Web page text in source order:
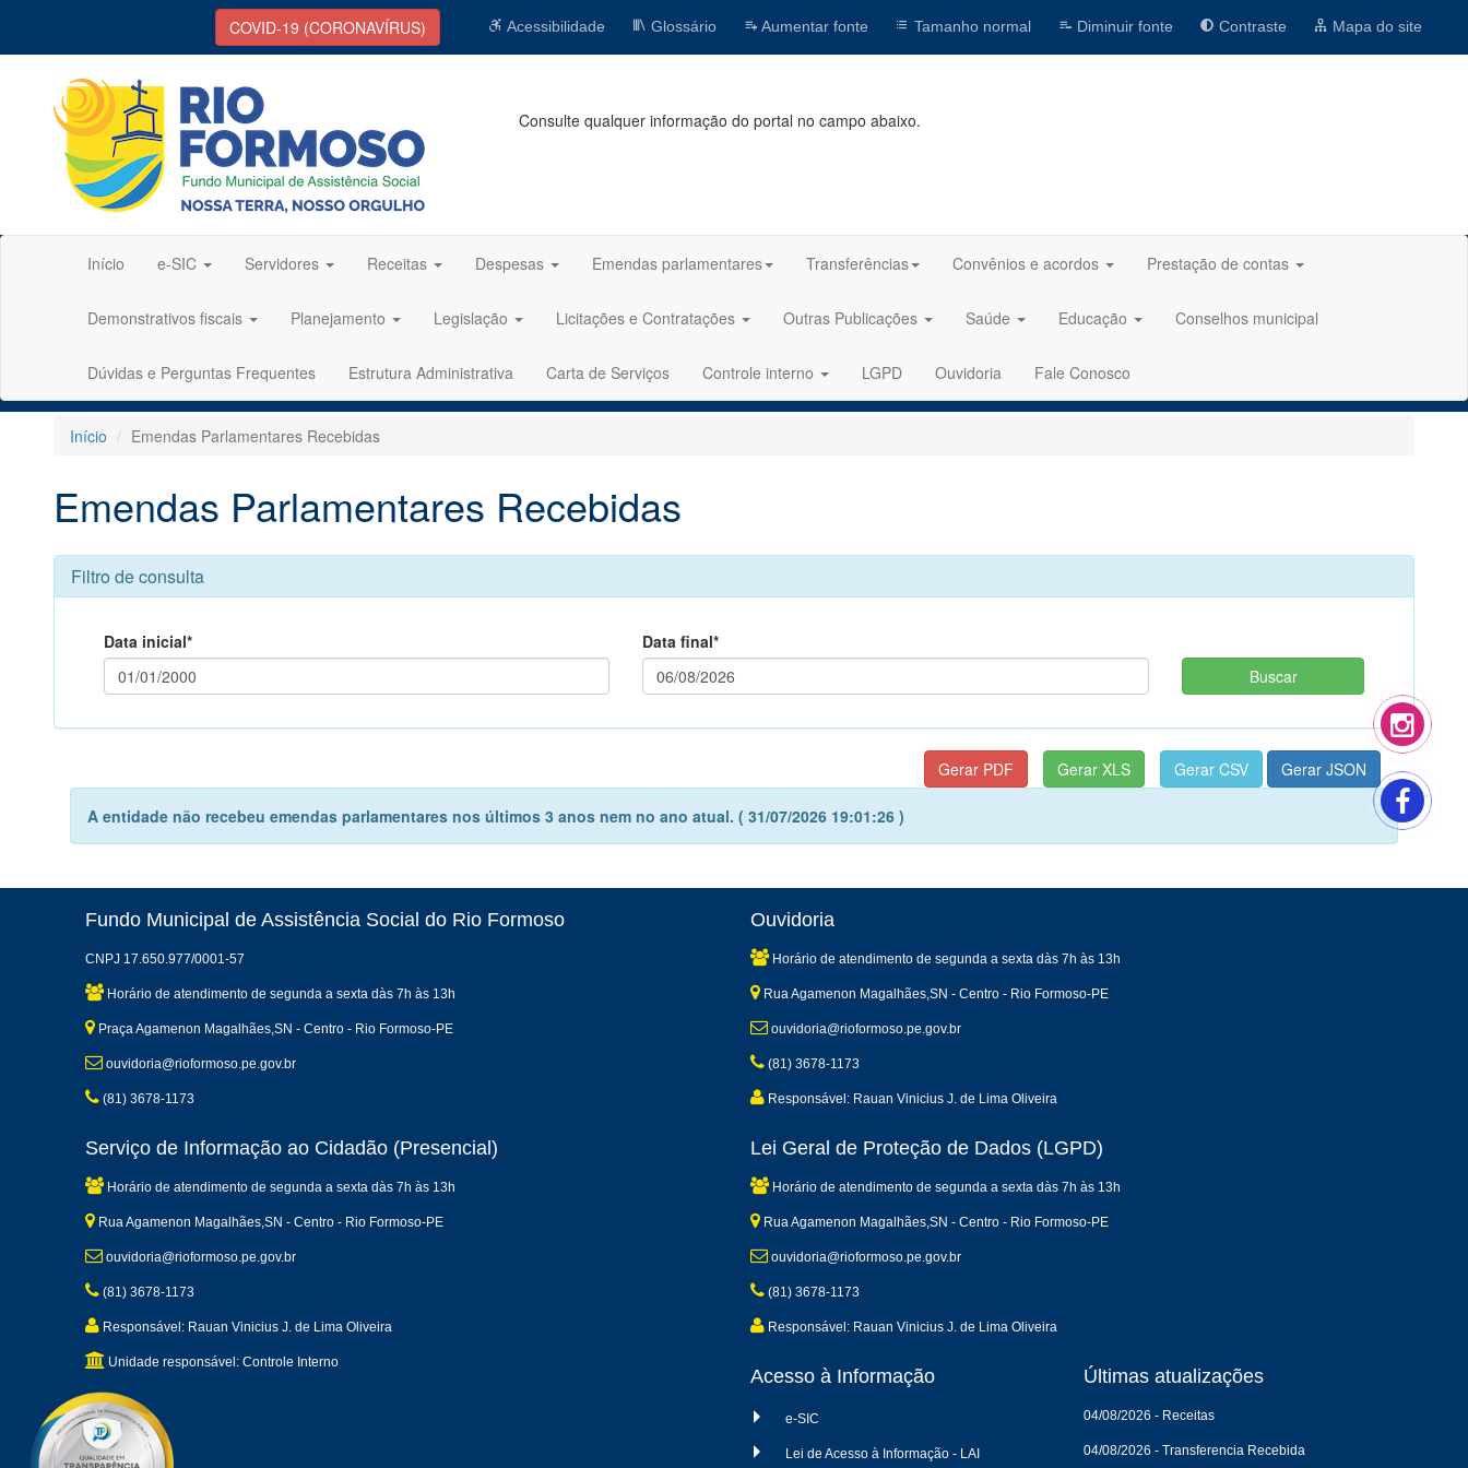
COVID-19 (CORONAVÍRUS) Acessibilidade Glossário Aumentar fonte Tamanho normal Diminuir fonte Contraste Mapa do site
Consulte qualquer informação do portal no campo abaixo.
Início e-SIC Servidores Receitas Despesas Emendas parlamentares Transferências Convênios e acordos Prestação de contas
Demonstrativos fiscais Planejamento Legislação Licitações e Contratações Outras Publicações Saúde Educação Conselhos municipal
Dúvidas e Perguntas Frequentes Estrutura Administrativa Carta de Serviços Controle interno LGPD Ouvidoria Fale Conosco
Início Emendas Parlamentares Recebidas
Emendas Parlamentares Recebidas
Filtro de consulta
Data inicial* Data final*
A entidade não recebeu emendas parlamentares nos últimos 3 anos nem no ano atual. ( 31/07/2026 19:01:26 )
Fundo Municipal de Assistência Social do Rio Formoso
CNPJ 17.650.977/0001-57
Horário de atendimento de segunda a sexta dàs 7h às 13h
Praça Agamenon Magalhães,SN - Centro - Rio Formoso-PE
ouvidoria@rioformoso.pe.gov.br
(81) 3678-1173
Ouvidoria
Horário de atendimento de segunda a sexta dàs 7h às 13h
Rua Agamenon Magalhães,SN - Centro - Rio Formoso-PE
ouvidoria@rioformoso.pe.gov.br
(81) 3678-1173
Responsável: Rauan Vinicius J. de Lima Oliveira
Serviço de Informação ao Cidadão (Presencial)
Horário de atendimento de segunda a sexta dàs 7h às 13h
Rua Agamenon Magalhães,SN - Centro - Rio Formoso-PE
ouvidoria@rioformoso.pe.gov.br
(81) 3678-1173
Responsável: Rauan Vinicius J. de Lima Oliveira
Unidade responsável: Controle Interno
Lei Geral de Proteção de Dados (LGPD)
Horário de atendimento de segunda a sexta dàs 7h às 13h
Rua Agamenon Magalhães,SN - Centro - Rio Formoso-PE
ouvidoria@rioformoso.pe.gov.br
(81) 3678-1173
Responsável: Rauan Vinicius J. de Lima Oliveira
Acesso à Informação
e-SIC
Lei de Acesso à Informação - LAI
Últimas atualizações
04/08/2026 - Receitas
04/08/2026 - Transferencia Recebida